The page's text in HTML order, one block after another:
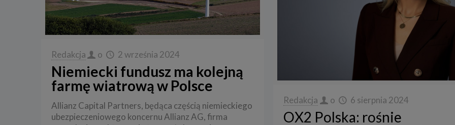
Redakcja o 2 września 2024
Niemiecki fundusz ma kolejną
farmę wiatrową w Polsce
Allianz Capital Partners, będąca częścią niemieckiego
ubezpieczeniowego koncernu Allianz AG, firma
Redakcja o 6 sierpnia 2024
OX2 Polska: rośnie